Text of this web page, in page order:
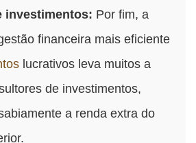
investimentos: Por fim, a
financeira mais eficiente
lucrativos leva muitos a
de investimentos,
a renda extra do